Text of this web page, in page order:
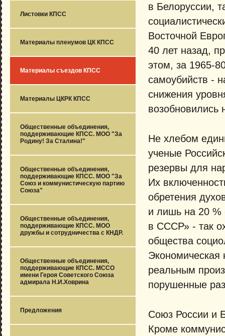
Листовки КПСС
Материалы пленумов ЦК КПСС
Материалы съездов КПСС
Материалы ЦКРК КПСС
Общественные объединения,
поддерживающие КПСС. МОО "За
Родину! За Сталина!"
Общественные объединения,
поддерживающие КПСС. МОО "За
Союз и коммунистическую партию
Союза"
Общественные объединения,
поддерживающие КПСС. МОО
дружбы и сотрудничества с КНДР.
Общественные объединения,
поддерживающие КПСС. МССО
имени Героя Советского Союза
адмирала Н.И.Ховрина
Предложения
в Белоруссии,
Восточной
40 лет назад,
этом, за 1965-
самоубийств -
снижения
возобновились
Не хлебом
ученые
резервы для
Их
обретения
и лишь на 20 %
в СССР» - так
общества
Экономическая
реальным
порушенные
Союз России и
Кроме